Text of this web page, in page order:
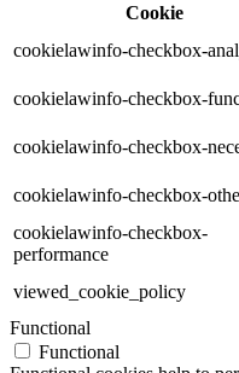
Cookie
cookielawinfo-checkbox-
cookielawinfo-checkbox-
cookielawinfo-checkbox-
cookielawinfo-checkbox-
cookielawinfo-checkbox-
performance
viewed_cookie_policy
Functional
Functional